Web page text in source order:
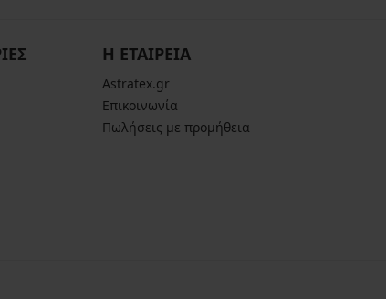
Η ΕΤΑΙΡΕΙΑ
Astratex.gr
Επικοινωνία
Πωλήσεις με προμήθεια